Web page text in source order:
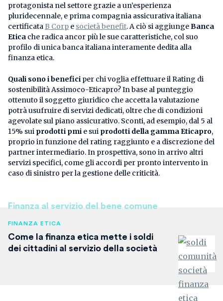
protagonista nel settore grazie a un’esperienza
pluridecennale, e prima compagnia assicurativa italiana
certificata B Corp e società benefit. A ciò si aggiungeBanca
Etica che radica ancor più le sue caratteristiche, col suo
profilo di unica banca italiana interamente dedita alla
finanza etica.
Quali sono i benefici per chi voglia effettuare il Rating di
sostenibilità Assimoco-Eticapro? In base al punteggio
ottenuto il soggetto giuridico che accetta la valutazione
potrà usufruire di servizi dedicati, oltre che di condizioni
agevolate sul piano assicurativo. Sconti, ad esempio, dal 5 al
15% sui prodotti pmi e sui prodotti della gamma Eticapro,
proprio in funzione del rating raggiunto e a discrezione del
partner intermediario. In prospettiva, sono in arrivo altri
servizi specifici, come gli accordi per pronto intervento in
caso di sinistro per la gestione delle criticità.
Finanza al servizio del bene comune
FINANZA ETICA
Come la finanza etica mette i soldi
dei cittadini al servizio della società